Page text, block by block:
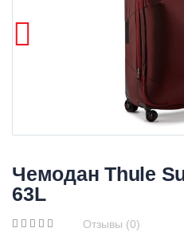
Чемодан Thule
63L
Отзывы (0)